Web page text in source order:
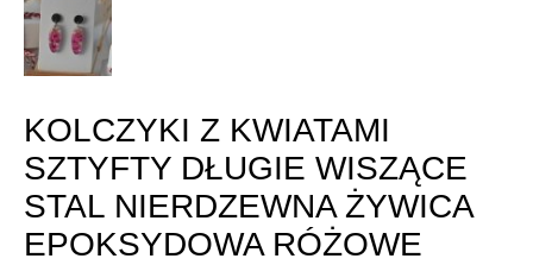
KOLCZYKI Z KWIATAMI
SZTYFTY DŁUGIE WISZĄCE
STAL NIERDZEWNA ŻYWICA
EPOKSYDOWA RÓŻOWE